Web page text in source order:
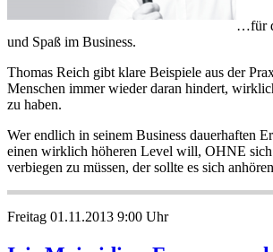
…für
und Spaß im Business.
Thomas Reich gibt klare Beispiele aus der
Menschen immer wieder daran hindert,
zu haben.
Wer endlich in seinem Business dauerhaften
einen wirklich höheren Level will, OHNE sich
verbiegen zu müssen, der sollte es sich
Freitag 01.11.2013 9:00 Uhr